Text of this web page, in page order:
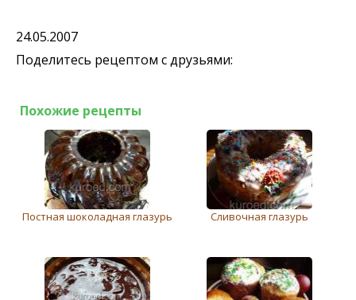
24.05.2007
Поделитесь рецептом с друзьями:
Похожие рецепты
Постная шоколадная глазурь Сливочная глазурь